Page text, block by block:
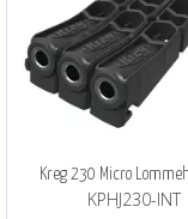
Kreg 230 Micro
KPHJ230-INT